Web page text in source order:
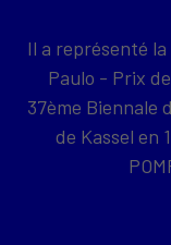
Il a représenté la
Paulo - Prix
37ème Biennale
de Kassel en